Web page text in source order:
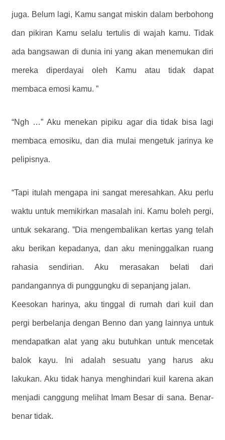
juga. Belum lagi, Kamu sangat miskin dalam berbohong
dan pikiran Kamu selalu tertulis di wajah kamu. Tidak
ada bangsawan di dunia ini yang akan menemukan diri
mereka diperdayai oleh Kamu atau tidak dapat
membaca emosi kamu. ”
“Ngh …” Aku menekan pipiku agar dia tidak bisa lagi
membaca emosiku, dan dia mulai mengetuk jarinya ke
pelipisnya.
“Tapi itulah mengapa ini sangat meresahkan. Aku perlu
waktu untuk memikirkan masalah ini. Kamu boleh pergi,
untuk sekarang. ”Dia mengembalikan kertas yang telah
aku berikan kepadanya, dan aku meninggalkan ruang
rahasia sendirian. Aku merasakan belati dari
pandangannya di punggungku di sepanjang jalan.
Keesokan harinya, aku tinggal di rumah dari kuil dan
pergi berbelanja dengan Benno dan yang lainnya untuk
mendapatkan alat yang aku butuhkan untuk mencetak
balok kayu. Ini adalah sesuatu yang harus aku
lakukan. Aku tidak hanya menghindari kuil karena akan
menjadi canggung melihat Imam Besar di sana. Benar-
benar tidak.